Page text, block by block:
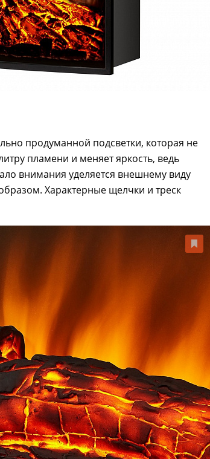
продуманной подсветки, которая не
пламени и меняет яркость, ведь
внимания уделяется внешнему виду
Характерные щелчки и треск